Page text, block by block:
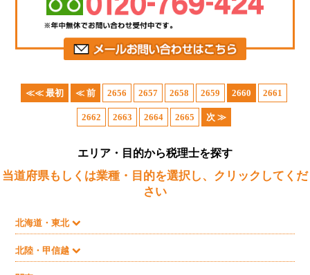
≪≪ 最初 ≪ 前 2656 2657 2658 2659 2660 2661
2662 2663 2664 2665 次 ≫
エリア・目的から税理士を探す
当道府県もしくは業種・目的を選択し、クリックしてくだ
さい
北海道・東北
北陸・甲信越